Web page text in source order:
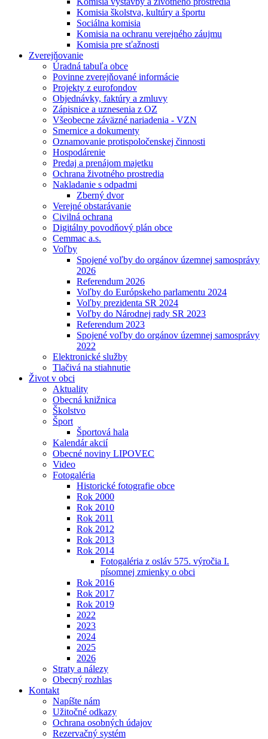
Komisia školstva, kultúry a športu
Sociálna komisia
Komisia na ochranu verejného záujmu
Komisia pre sťažnosti
Zverejňovanie
Úradná tabuľa obce
Povinne zverejňované informácie
Projekty z eurofondov
Objednávky, faktúry a zmluvy
Zápisnice a uznesenia z OZ
Všeobecne záväzné nariadenia - VZN
Smernice a dokumenty
Oznamovanie protispoločenskej činnosti
Hospodárenie
Predaj a prenájom majetku
Ochrana životného prostredia
Nakladanie s odpadmi
Zberný dvor
Verejné obstarávanie
Civilná ochrana
Digitálny povodňový plán obce
Cemmac a.s.
Voľby
Spojené voľby do orgánov územnej samosprávy
2026
Referendum 2026
Voľby do Európskeho parlamentu 2024
Voľby prezidenta SR 2024
Voľby do Národnej rady SR 2023
Referendum 2023
Spojené voľby do orgánov územnej samosprávy
2022
Elektronické služby
Tlačivá na stiahnutie
Život v obci
Aktuality
Obecná knižnica
Školstvo
Šport
Športová hala
Kalendár akcií
Obecné noviny LIPOVEC
Video
Fotogaléria
Historické fotografie obce
Rok 2000
Rok 2010
Rok 2011
Rok 2012
Rok 2013
Rok 2014
Fotogaléria z osláv 575. výročia I.
písomnej zmienky o obci
Rok 2016
Rok 2017
Rok 2019
2022
2023
2024
2025
2026
Straty a nálezy
Obecný rozhlas
Kontakt
Napíšte nám
Užitočné odkazy
Ochrana osobných údajov
Rezervačný systém